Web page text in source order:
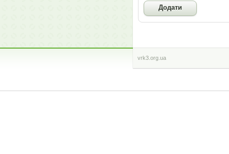
vrk3.org.ua